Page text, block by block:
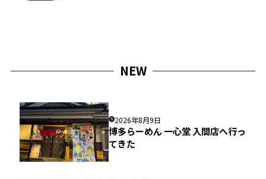
NEW
2026年8月9日
博多らーめん 一心堂 入間店へ行っ
てきた